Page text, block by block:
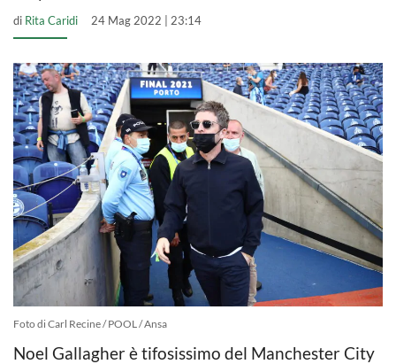
di Rita Caridi 24 Mag 2022 | 23:14
Foto di Carl Recine / POOL / Ansa
Noel Gallagher è tifosissimo del Manchester City